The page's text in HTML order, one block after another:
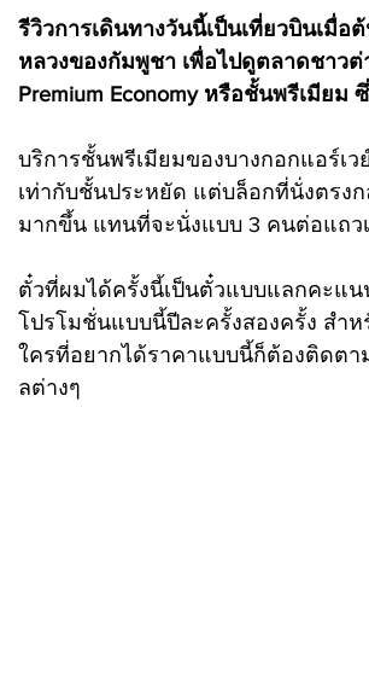
รีวิวการเดินทางวันนี้เป็นเที่ยวบินเมื่อ
หลวงของกัมพูชา เพื่อไปดูตลาดชาว
Premium Economy หรือชั้นพรีเมียม
บริการชั้นพรีเมียมของบางกอกแอร์เ
เท่ากับชั้นประหยัด แต่บล็อกที่นั่งตรง
มากขึ้น แทนที่จะนั่งแบบ 3 คนต่อแถว
ตั๋วที่ผมได้ครั้งนี้เป็นตั๋วแบบแลกคะแน
โปรโมชั่นแบบนี้ปีละครั้งสองครั้ง สำ
ใครที่อยากได้ราคาแบบนี้ก็ต้องติดตา
ลต่างๆ